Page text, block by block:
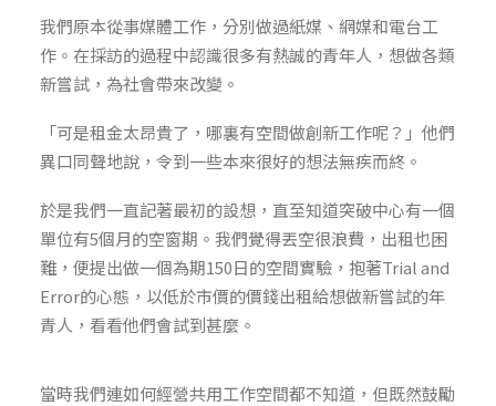
我們原本從事媒體工作，分別做過紙媒、網媒和電台工
作。在採訪的過程中認識很多有熱誠的青年人，想做各類
新嘗試，為社會帶來改變。
「可是租金太昂貴了，哪裏有空間做創新工作呢？」他們
異口同聲地說，令到一些本來很好的想法無疾而終。
於是我們一直記著最初的設想，直至知道突破中心有一個
單位有5個月的空窗期。我們覺得丟空很浪費，出租也困
難，便提出做一個為期150日的空間實驗，抱著Trial and
Error的心態，以低於市價的價錢出租給想做新嘗試的年
青人，看看他們會試到甚麼。
當時我們連如何經營共用工作空間都不知道，但既然鼓勵